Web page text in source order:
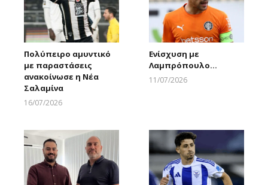
Πολύπειρο αμυντικό
με παραστάσεις
ανακοίνωσε η Νέα
Σαλαμίνα
16/07/2026
Ενίσχυση με
Λαμπρόπουλο…
11/07/2026